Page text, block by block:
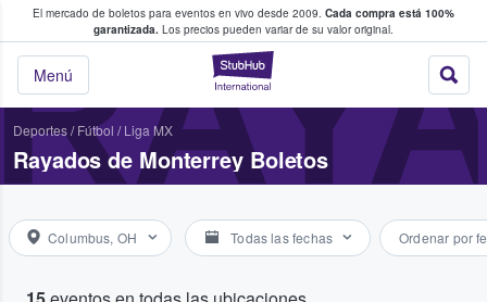
El mercado de boletos para eventos en vivo desde 2009. Cada compra está 100%
garantizada. Los precios pueden variar de su valor original.
StubHub: donde
Menú
fans compran y venden boletos
Deportes/ Fútbol / Liga MX
Rayados de Monterrey Boletos
Columbus, OH Todas las fechas Ordenar por